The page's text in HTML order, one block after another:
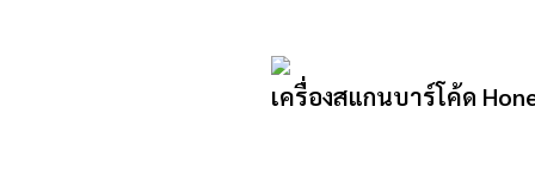
เครื่องสแกนบาร์โค้ด